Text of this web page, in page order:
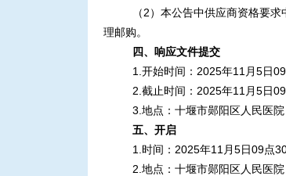
（2）本公告中供应商资格要
理邮购。
四、响应文件提交
1.开始时间：2025年11月5日0
2.截止时间：2025年11月5日
3.地点：十堰市郧阳区人民医院
五、开启
1.时间：2025年11月5日09点
2.地点：十堰市郧阳区人民医院